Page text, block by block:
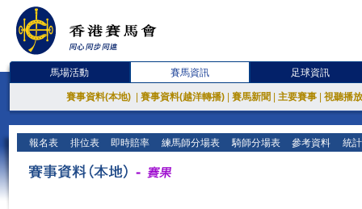
馬場活動 賽馬資訊 足球資訊
賽事資料(本地) 賽事資料(越洋轉播) 賽馬新聞 主要賽事 視聽播
報名表 排位表 即時賠率 練馬師分場表 騎師分場表 參考資料 統